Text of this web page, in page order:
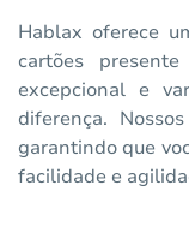
Hablax oferece
cartões
excepcional e
diferença.
garantindo que
facilidade e